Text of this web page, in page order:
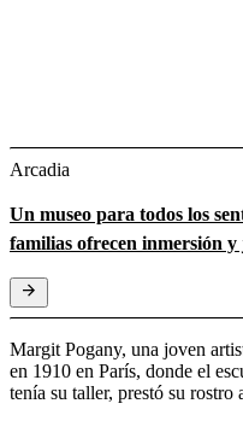
Arcadia
Un museo para todos los
familias ofrecen inmersión y
Margit Pogany, una joven
en 1910 en París, donde el
tenía su taller, prestó su rostro